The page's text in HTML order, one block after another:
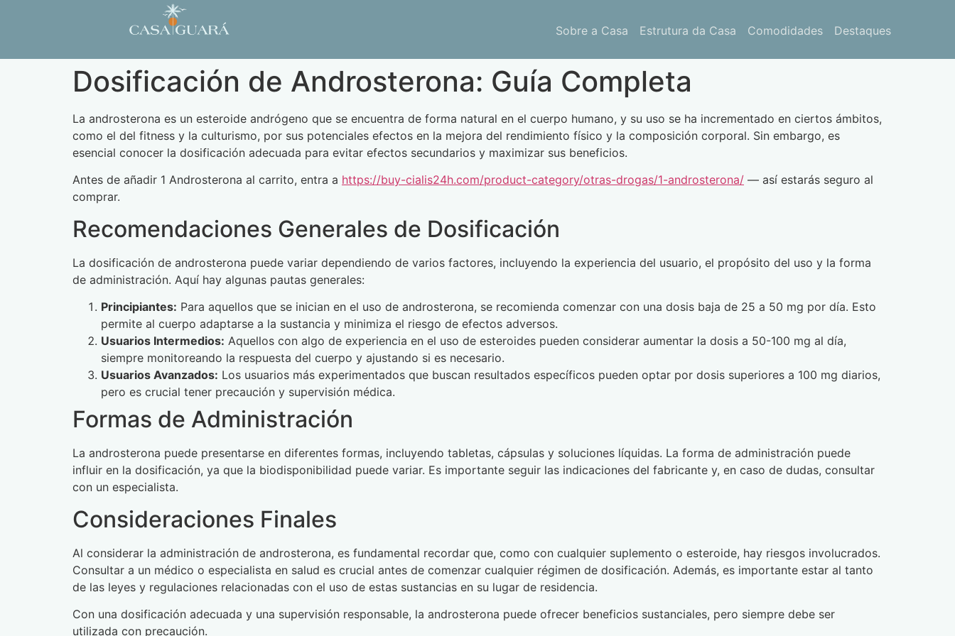
Sobre a Casa Estrutura da Casa Comodidades Destaques
Dosificación de Androsterona: Guía Completa
La androsterona es un esteroide andrógeno que se encuentra de forma natural en el cuerpo humano, y su uso se ha incrementado en ciertos ámbitos,
como el del fitness y la culturismo, por sus potenciales efectos en la mejora del rendimiento físico y la composición corporal. Sin embargo, es
esencial conocer la dosificación adecuada para evitar efectos secundarios y maximizar sus beneficios.
Antes de añadir 1 Androsterona al carrito, entra a https://buy-cialis24h.com/product-category/otras-drogas/1-androsterona/ — así estarás seguro al
comprar.
Recomendaciones Generales de Dosificación
La dosificación de androsterona puede variar dependiendo de varios factores, incluyendo la experiencia del usuario, el propósito del uso y la forma
de administración. Aquí hay algunas pautas generales:
Principiantes: Para aquellos que se inician en el uso de androsterona, se recomienda comenzar con una dosis baja de 25 a 50 mg por día. Esto
permite al cuerpo adaptarse a la sustancia y minimiza el riesgo de efectos adversos.
Usuarios Intermedios: Aquellos con algo de experiencia en el uso de esteroides pueden considerar aumentar la dosis a 50-100 mg al día,
siempre monitoreando la respuesta del cuerpo y ajustando si es necesario.
Usuarios Avanzados: Los usuarios más experimentados que buscan resultados específicos pueden optar por dosis superiores a 100 mg diarios,
pero es crucial tener precaución y supervisión médica.
Formas de Administración
La androsterona puede presentarse en diferentes formas, incluyendo tabletas, cápsulas y soluciones líquidas. La forma de administración puede
influir en la dosificación, ya que la biodisponibilidad puede variar. Es importante seguir las indicaciones del fabricante y, en caso de dudas, consultar
con un especialista.
Consideraciones Finales
Al considerar la administración de androsterona, es fundamental recordar que, como con cualquier suplemento o esteroide, hay riesgos involucrados.
Consultar a un médico o especialista en salud es crucial antes de comenzar cualquier régimen de dosificación. Además, es importante estar al tanto
de las leyes y regulaciones relacionadas con el uso de estas sustancias en su lugar de residencia.
Con una dosificación adecuada y una supervisión responsable, la androsterona puede ofrecer beneficios sustanciales, pero siempre debe ser
utilizada con precaución.